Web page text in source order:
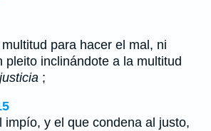
para hacer el mal, ni
pleito inclinándote a la multitud
;
impío, y el que condena al justo,